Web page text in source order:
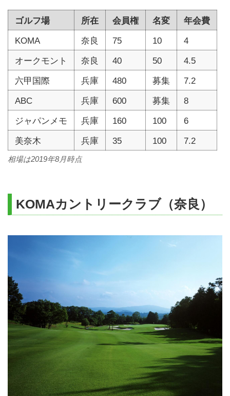
ゴルフ場 所在 会員権 名変
年会費
KOMA
奈良 75 10
4
オークモント
奈良 40 50
4.5
六甲国際
兵庫 480 募集
7.2
ABC
兵庫 600 募集
8
ジャパンメモ
兵庫 160 100
6
美奈木
兵庫 35 100 7.2
相場は2019年8月時点
KOMAカントリークラブ（奈良）